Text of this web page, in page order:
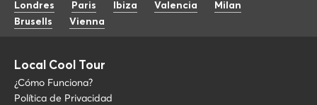
Londres
Paris Ibiza Valencia
Milan
Brusells
Vienna
Local Cool Tour
¿Cómo Funciona?
Política de Privacidad